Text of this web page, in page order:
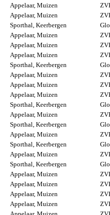
Appelaar, Muizen
Appelaar, Muizen
Sporthal, Keerbergen
Appelaar, Muizen
Appelaar, Muizen
Appelaar, Muizen
Sporthal, Keerbergen
Appelaar, Muizen
Appelaar, Muizen
Appelaar, Muizen
Sporthal, Keerbergen
Appelaar, Muizen
Sporthal, Keerbergen
Appelaar, Muizen
Sporthal, Keerbergen
Appelaar, Muizen
Sporthal, Keerbergen
Appelaar, Muizen
Appelaar, Muizen
Appelaar, Muizen
Appelaar, Muizen